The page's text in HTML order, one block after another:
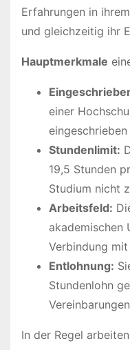
Erfahrungen in
und gleichzeitig ihr
Hauptmerkmale
einer
eingeschrieben
Stundenlimit:
19,5 Stunden
Studium nicht
Arbeitsfeld:
akademischen
Verbindung
Entlohnung:
Stundenlohn
In der Regel